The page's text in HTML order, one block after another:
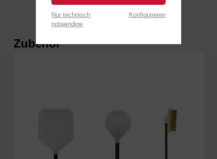
Produktgalerie überspringen
Zubehör
Nur technisch
notwendige
Konfigurieren